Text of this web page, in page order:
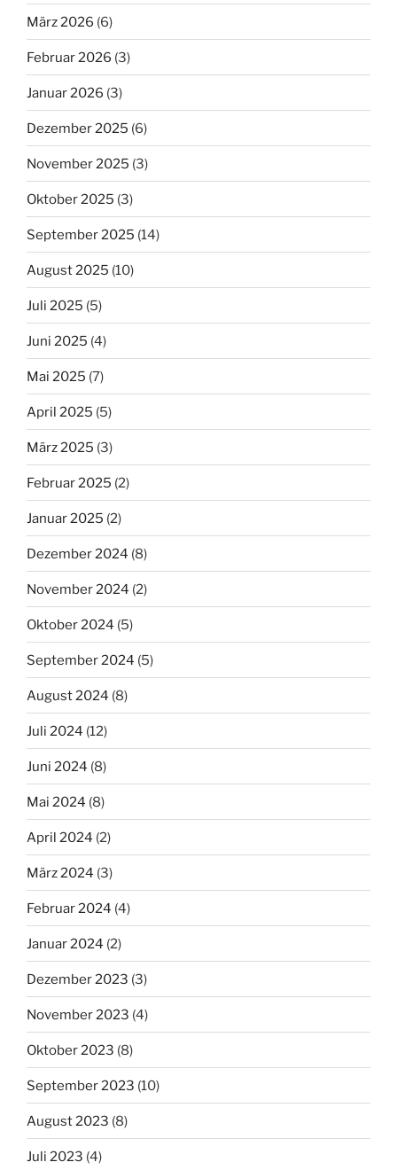
März 2026 (6)
Februar 2026 (3)
Januar 2026 (3)
Dezember 2025 (6)
November 2025 (3)
Oktober 2025 (3)
September 2025 (14)
August 2025 (10)
Juli 2025 (5)
Juni 2025 (4)
Mai 2025 (7)
April 2025 (5)
März 2025 (3)
Februar 2025 (2)
Januar 2025 (2)
Dezember 2024 (8)
November 2024 (2)
Oktober 2024 (5)
September 2024 (5)
August 2024 (8)
Juli 2024 (12)
Juni 2024 (8)
Mai 2024 (8)
April 2024 (2)
März 2024 (3)
Februar 2024 (4)
Januar 2024 (2)
Dezember 2023 (3)
November 2023 (4)
Oktober 2023 (8)
September 2023 (10)
August 2023 (8)
Juli 2023 (4)